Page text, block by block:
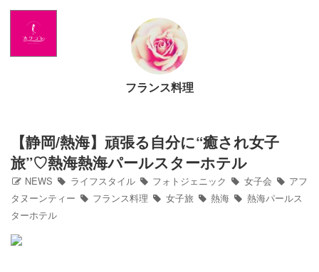
Home
NEWS
アメブロ
GLAMブログ
Profile
フランス料理
【静岡/熱海】頑張る自分に“癒され女子
旅”♡熱海熱海パールスターホテル
NEWS ライフスタイル フォトジェニック 女子会
アフ
タヌーンティー
フランス料理 女子旅 熱海
熱海パールス
ターホテル